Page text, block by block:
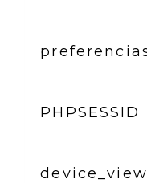
PHPSESSID
device_view